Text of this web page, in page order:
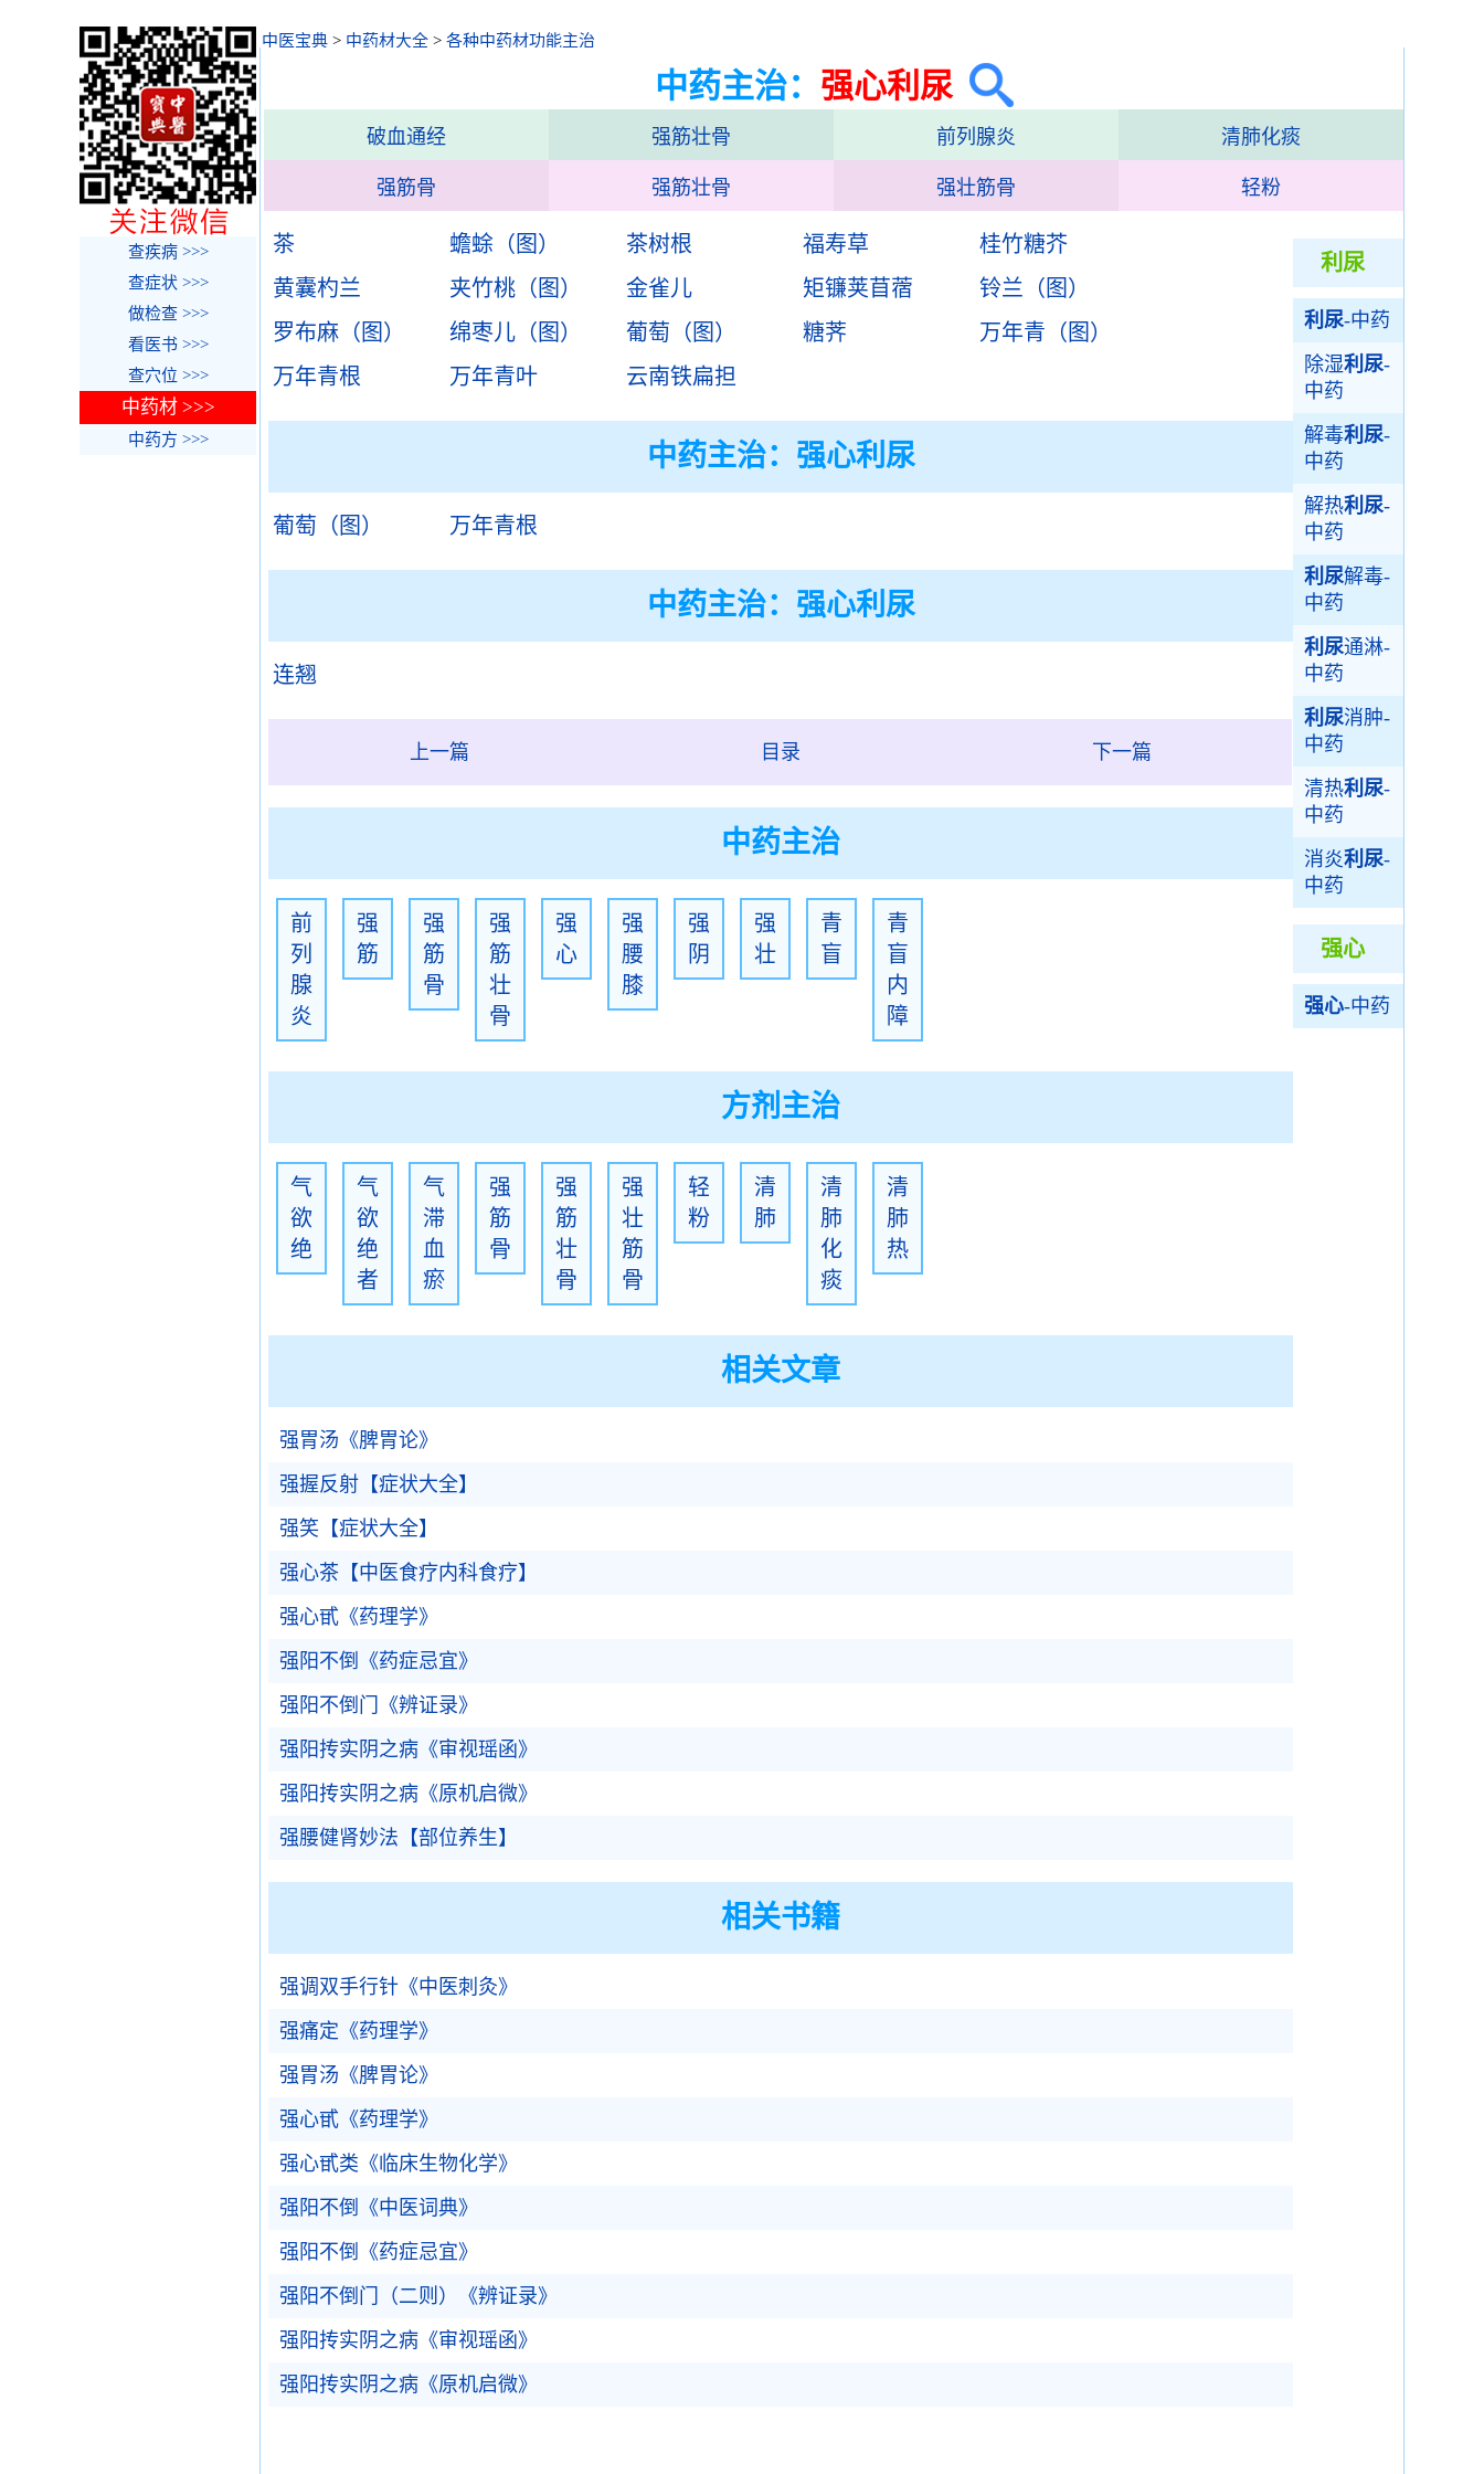
中医宝典 > 中药材大全 > 各种中药材功能主治
中药主治： 强心利尿
破血通经 强筋壮骨 前列腺炎 清肺化痰
强筋骨 强筋壮骨 强壮筋骨 轻粉
利尿
利尿-中药
除湿利尿-
中药
解毒利尿-
中药
解热利尿-
中药
利尿解毒-
中药
利尿通淋-
中药
利尿消肿-
中药
清热利尿-
中药
消炎利尿-
中药
强心
强心-中药
茶 蟾蜍（图） 茶树根 福寿草
桂竹糖芥
黄囊杓兰
夹竹桃（图） 金雀儿 矩镰荚苜蓿
铃兰（图）
罗布麻（图）
绵枣儿（图） 葡萄（图） 糖荠
万年青（图）
万年青根
万年青叶 云南铁扁担
中药主治： 强心利尿
葡萄（图） 万年青根
中药主治：强心利尿
连翘
上一篇 目录 下一篇
中药主治
前
列
腺
炎
强
筋
强
筋
骨
强
筋
壮
骨
强
心
强
腰
膝
强
阴
强
壮
青
盲
青
盲
内
障
方剂主治
气
欲
绝
气
欲
绝
者
气
滞
血
瘀
强
筋
骨
强
筋
壮
骨
强
壮
筋
骨
轻
粉
清
肺
清
肺
化
痰
清
肺
热
相关文章
强胃汤《脾胃论》
强握反射【症状大全】
强笑【症状大全】
强心茶【中医食疗内科食疗】
强心甙《药理学》
强阳不倒《药症忌宜》
强阳不倒门《辨证录》
强阳抟实阴之病《审视瑶函》
强阳抟实阴之病《原机启微》
强腰健肾妙法【部位养生】
相关书籍
强调双手行针《中医刺灸》
强痛定《药理学》
强胃汤《脾胃论》
强心甙《药理学》
强心甙类《临床生物化学》
强阳不倒《中医词典》
强阳不倒《药症忌宜》
强阳不倒门（二则）《辨证录》
强阳抟实阴之病《审视瑶函》
强阳抟实阴之病《原机启微》
查疾病 >>>
查症状 >>>
做检查 >>>
看医书 >>>
查穴位 >>>
中药材 >>>
中药方 >>>